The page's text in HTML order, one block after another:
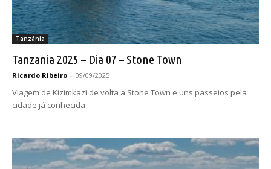
Tanzânia
Tanzania 2025 – Dia 07 – Stone Town
Ricardo Ribeiro - 09/09/2025
Viagem de Kizimkazi de volta a Stone Town e uns passeios pela
cidade já conhecida